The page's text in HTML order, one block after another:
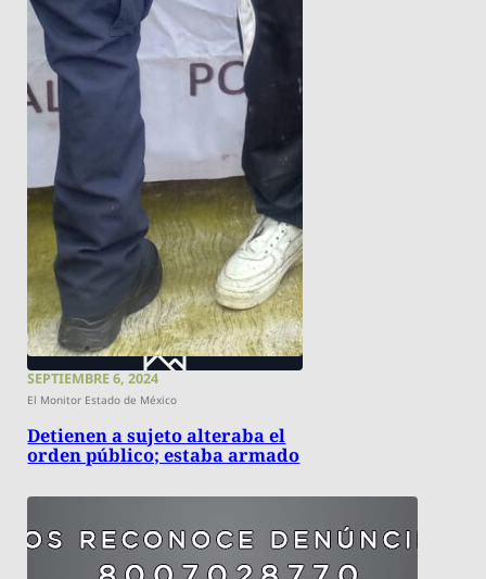
SEPTIEMBRE 6, 2024
El Monitor Estado de México
Detienen a sujeto alteraba el
orden público; estaba armado